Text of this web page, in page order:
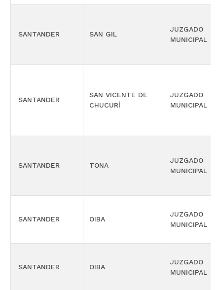
SANTANDER SAN GIL
JUZGADO
MUNICIPAL
SANTANDER
SAN VICENTE DE
CHUCURÍ
JUZGADO
MUNICIPAL
SANTANDER TONA
JUZGADO
MUNICIPAL
SANTANDER OIBA
JUZGADO
MUNICIPAL
SANTANDER OIBA
JUZGADO
MUNICIPAL